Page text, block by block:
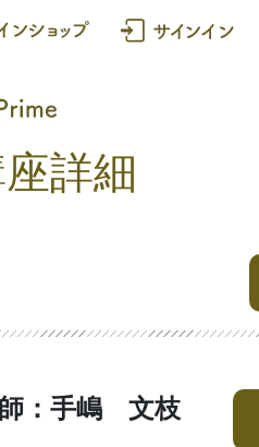
詳細
：手嶋 文枝